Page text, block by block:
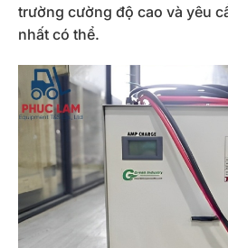
trường cường độ cao và yêu
nhất có thể.